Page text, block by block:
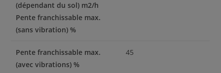
(dépendant du sol) m2/h
Pente franchissable max.
(sans vibration) %
Pente franchissable max.
(avec vibrations) %
45